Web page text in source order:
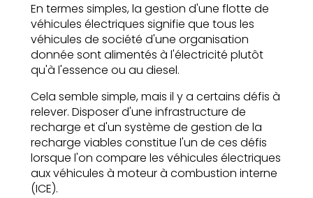
En termes simples, la gestion d'une flotte de
véhicules électriques signifie que tous les
véhicules de société d'une organisation
donnée sont alimentés à l'électricité plutôt
qu'à l'essence ou au diesel.
Cela semble simple, mais il y a certains défis à
relever. Disposer d'une infrastructure de
recharge et d'un système de gestion de la
recharge viables constitue l'un de ces défis
lorsque l'on compare les véhicules électriques
aux véhicules à moteur à combustion interne
(ICE).